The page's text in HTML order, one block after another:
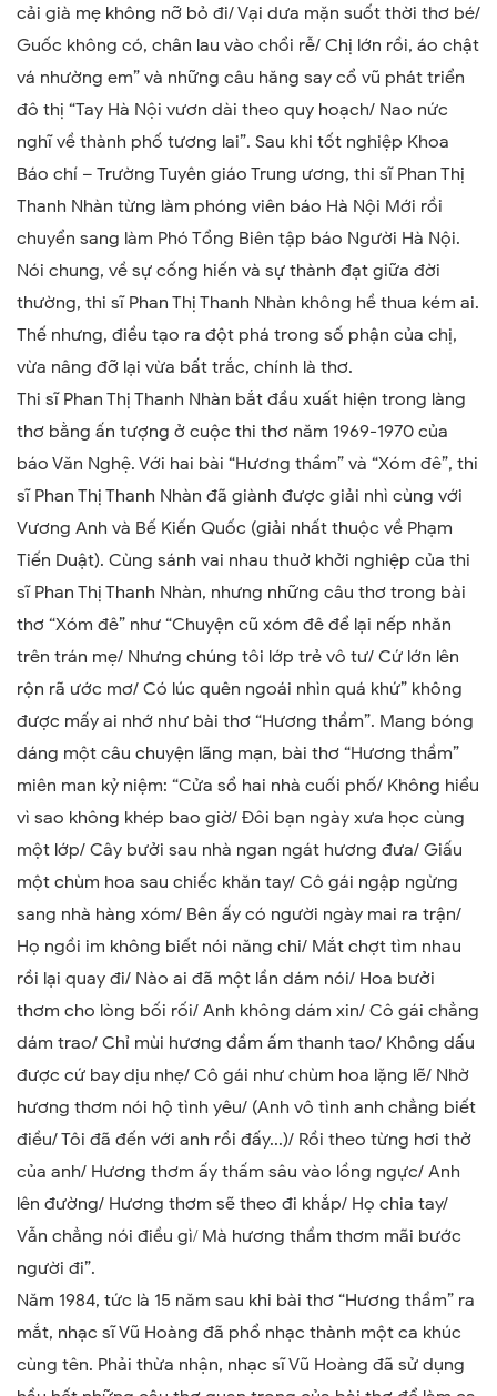
cải già mẹ không nỡ bỏ đi/ Vại dưa mặn suốt thời thơ bé/
Guốc không có, chân lau vào chổi rễ/ Chị lớn rồi, áo chật
vá nhường em” và những câu hăng say cổ vũ phát triển
đô thị “Tay Hà Nội vươn dài theo quy hoạch/ Nao nức
nghĩ về thành phố tương lai”. Sau khi tốt nghiệp Khoa
Báo chí – Trường Tuyên giáo Trung ương, thi sĩ Phan Thị
Thanh Nhàn từng làm phóng viên báo Hà Nội Mới rồi
chuyển sang làm Phó Tổng Biên tập báo Người Hà Nội.
Nói chung, về sự cống hiến và sự thành đạt giữa đời
thường, thi sĩ Phan Thị Thanh Nhàn không hề thua kém ai.
Thế nhưng, điều tạo ra đột phá trong số phận của chị,
vừa nâng đỡ lại vừa bất trắc, chính là thơ.
Thi sĩ Phan Thị Thanh Nhàn bắt đầu xuất hiện trong làng
thơ bằng ấn tượng ở cuộc thi thơ năm 1969-1970 của
báo Văn Nghệ. Với hai bài “Hương thầm” và “Xóm đê”, thi
sĩ Phan Thị Thanh Nhàn đã giành được giải nhì cùng với
Vương Anh và Bế Kiến Quốc (giải nhất thuộc về Phạm
Tiến Duật). Cùng sánh vai nhau thuở khởi nghiệp của thi
sĩ Phan Thị Thanh Nhàn, nhưng những câu thơ trong bài
thơ “Xóm đê” như “Chuyện cũ xóm đê để lại nếp nhăn
trên trán mẹ/ Nhưng chúng tôi lớp trẻ vô tư/ Cứ lớn lên
rộn rã ước mơ/ Có lúc quên ngoái nhìn quá khứ” không
được mấy ai nhớ như bài thơ “Hương thầm”. Mang bóng
dáng một câu chuyện lãng mạn, bài thơ “Hương thầm”
miên man kỷ niệm: “Cửa sổ hai nhà cuối phố/ Không hiểu
vì sao không khép bao giờ/ Đôi bạn ngày xưa học cùng
một lớp/ Cây bưởi sau nhà ngan ngát hương đưa/ Giấu
một chùm hoa sau chiếc khăn tay/ Cô gái ngập ngừng
sang nhà hàng xóm/ Bên ấy có người ngày mai ra trận/
Họ ngồi im không biết nói năng chi/ Mắt chợt tìm nhau
rồi lại quay đi/ Nào ai đã một lần dám nói/ Hoa bưởi
thơm cho lòng bối rối/ Anh không dám xin/ Cô gái chẳng
dám trao/ Chỉ mùi hương đầm ấm thanh tao/ Không dấu
được cứ bay dịu nhẹ/ Cô gái như chùm hoa lặng lẽ/ Nhờ
hương thơm nói hộ tình yêu/ (Anh vô tình anh chẳng biết
điều/ Tôi đã đến với anh rồi đấy...)/ Rồi theo từng hơi thở
của anh/ Hương thơm ấy thấm sâu vào lồng ngực/ Anh
lên đường/ Hương thơm sẽ theo đi khắp/ Họ chia tay/
Vẫn chẳng nói điều gì/ Mà hương thầm thơm mãi bước
người đi”.
Năm 1984, tức là 15 năm sau khi bài thơ “Hương thầm” ra
mắt, nhạc sĩ Vũ Hoàng đã phổ nhạc thành một ca khúc
cùng tên. Phải thừa nhận, nhạc sĩ Vũ Hoàng đã sử dụng